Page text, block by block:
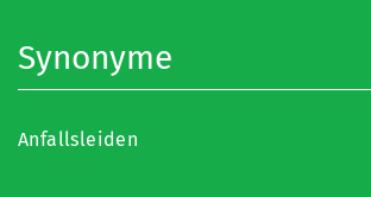
Synonyme
Anfallsleiden